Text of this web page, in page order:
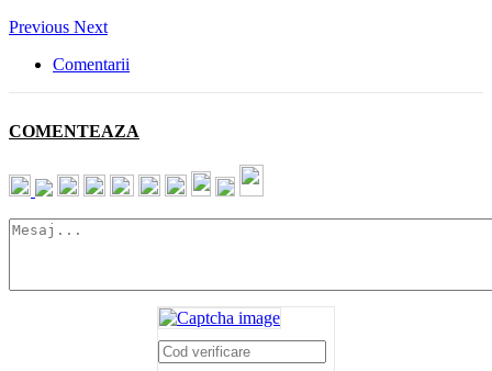
Previous Next
Comentarii
COMENTEAZA